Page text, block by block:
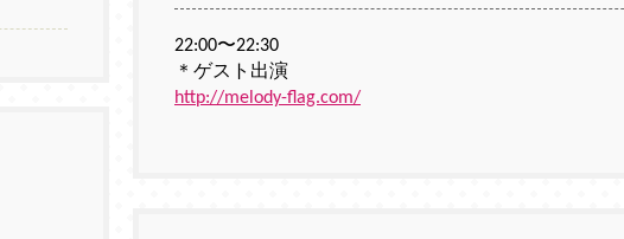
22:00〜22:30
＊ゲスト出演
http://melody-flag.com/